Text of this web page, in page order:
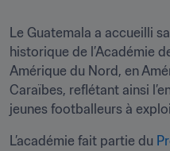
Le Guatemala a accueilli
historique de l’Académie
Amérique du Nord, en
Caraïbes, reflétant ainsi
jeunes footballeurs à
L’académie fait partie du